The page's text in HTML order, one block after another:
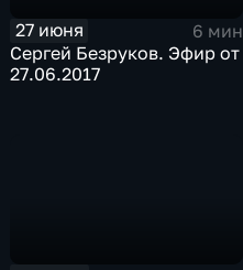
27 июня
6 мин
Сергей Безруков. Эфир от
27.06.2017